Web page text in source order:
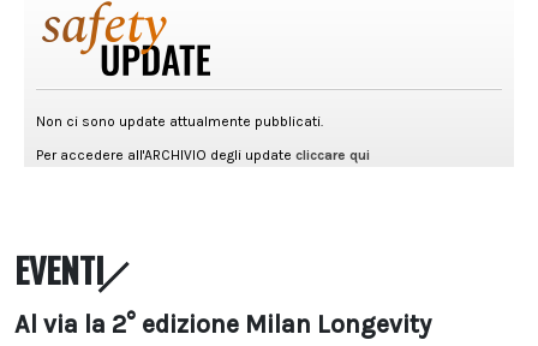
EVENTI
Al via la 2° edizione Milan Longevity